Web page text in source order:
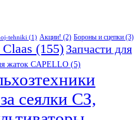
tehniki (1) Акции! (2) Бороны и сцепки (3)
(155) Запчасти для
жаток CAPELLO (5)
сеялки СЗ,